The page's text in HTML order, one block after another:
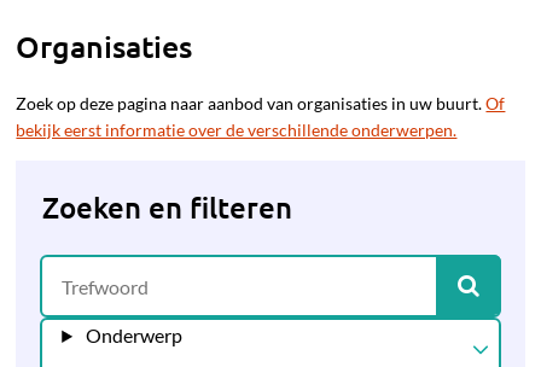
Organisaties
Zoek op deze pagina naar aanbod van organisaties in uw buurt.Of
bekijk eerst informatie over de verschillende onderwerpen.
Zoeken en filteren
Onderwerp